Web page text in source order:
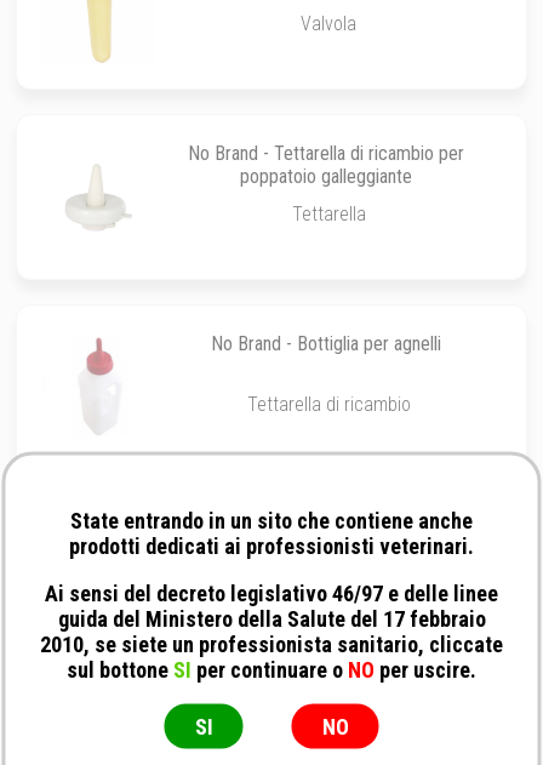
Valvola
No Brand - Tettarella di ricambio per
poppatoio galleggiante
Tettarella
No Brand - Bottiglia per agnelli
Tettarella di ricambio
No Brand - Tettarella per secchio Kytet
Tettarella
No Brand - Bovibond soletta in
gomma/legno
State entrando in un sito che contiene anche
prodotti dedicati ai professionisti veterinari.
Ai sensi del decreto legislativo 46/97 e delle linee
guida del Ministero della Salute del 17 febbraio
2010, se siete un professionista sanitario, cliccate
sul bottone SI per continuare o NO per uscire.
SI NO